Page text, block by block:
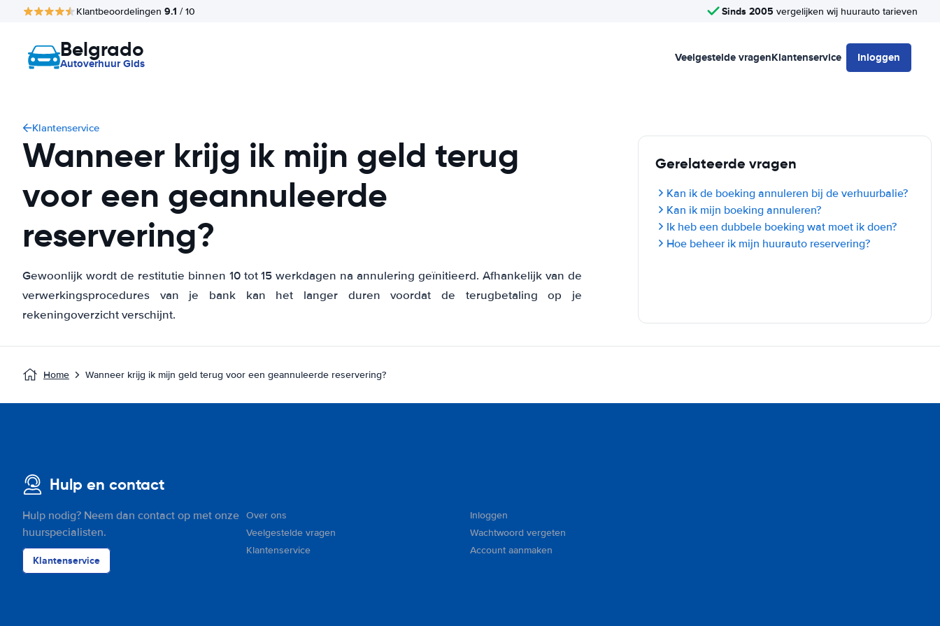
Klantbeoordelingen 9.1 / 10 Sinds 2005 vergelijken wij huurauto tarieven
Belgrado
Autoverhuur Gids Veelgestelde vragenKlantenservice Inloggen
Klantenservice
Wanneer krijg ik mijn geld terug
voor een geannuleerde
reservering?
Gewoonlijk wordt de restitutie binnen 10 tot 15 werkdagen na annulering geïnitieerd. Afhankelijk van de
verwerkingsprocedures van je bank kan het langer duren voordat de terugbetaling op je
rekeningoverzicht verschijnt.
Gerelateerde vragen
Kan ik de boeking annuleren bij de verhuurbalie?
Kan ik mijn boeking annuleren?
Ik heb een dubbele boeking wat moet ik doen?
Hoe beheer ik mijn huurauto reservering?
Home Wanneer krijg ik mijn geld terug voor een geannuleerde reservering?
Hulp en contact
Hulp nodig? Neem dan contact op met onze
huurspecialisten.
Klantenservice
Over ons
Veelgestelde vragen
Klantenservice
Inloggen
Wachtwoord vergeten
Account aanmaken